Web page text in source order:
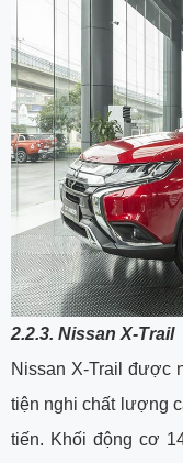
2.2.3. Nissan X-Trail
Nissan X-Trail được
tiện nghi chất lượng
tiến. Khối động cơ